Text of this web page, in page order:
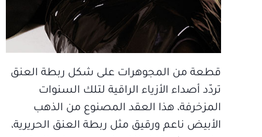
قطعة من المجوهرات على شكل ربطة العنق
تردّد أصداء الأزياء الراقية لتلك السنوات
المزخرفة، هذا العقد المصنوع من الذهب
الأبيض ناعم ورقيق مثل ربطة العنق الحريرية،